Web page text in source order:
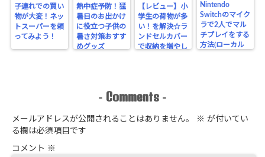
子連れでの買い
物が大変！ネッ
トスーパーを頼
ってみよう！
熱中症予防！猛
暑日のお出かけ
に役立つ子供の
暑さ対策おすす
めグッズ
【レビュー】小
学生の荷物が多
い！を解決☆ラ
ンドセルカバー
で収納を増やし
Nintendo
Switchのマイク
ラで2人でマル
チプレイをする
方法(ローカル
- Comments -
メールアドレスが公開されることはありません。 ※ が付いてい
る欄は必須項目です
コメント ※